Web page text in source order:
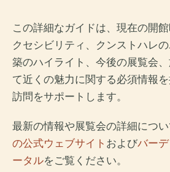
この詳細なガイドは、現在の開
クセシビリティ、クンストハレ
築のハイライト、今後の展覧会
て近くの魅力に関する必須情報
訪問をサポートします。
最新の情報や展覧会の詳細につい
の公式ウェブサイト およびバー
ータルをご覧ください。